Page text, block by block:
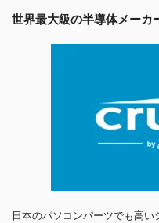
世界最大級の半導体メー
日本のパソコンパーツでも高